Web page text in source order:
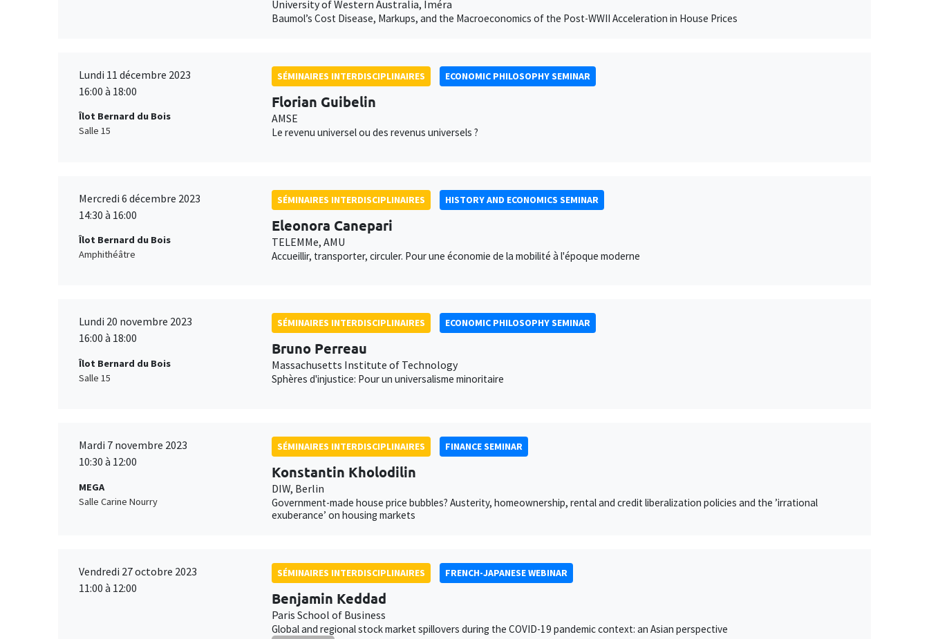
University of Western Australia, Iméra
Baumol’s Cost Disease, Markups, and the Macroeconomics of the Post-WWII Acceleration in House Prices
Lundi 11 décembre 2023
16:00 à 18:00
Îlot Bernard du Bois
Salle 15
SÉMINAIRES INTERDISCIPLINAIRES ECONOMIC PHILOSOPHY SEMINAR
Florian Guibelin
AMSE
Le revenu universel ou des revenus universels ?
Mercredi 6 décembre 2023
14:30 à 16:00
Îlot Bernard du Bois
Amphithéâtre
SÉMINAIRES INTERDISCIPLINAIRES HISTORY AND ECONOMICS SEMINAR
Eleonora Canepari
TELEMMe, AMU
Accueillir, transporter, circuler. Pour une économie de la mobilité à l'époque moderne
Lundi 20 novembre 2023
16:00 à 18:00
Îlot Bernard du Bois
Salle 15
SÉMINAIRES INTERDISCIPLINAIRES ECONOMIC PHILOSOPHY SEMINAR
Bruno Perreau
Massachusetts Institute of Technology
Sphères d'injustice: Pour un universalisme minoritaire
Mardi 7 novembre 2023
10:30 à 12:00
MEGA
Salle Carine Nourry
SÉMINAIRES INTERDISCIPLINAIRES FINANCE SEMINAR
Konstantin Kholodilin
DIW, Berlin
Government-made house price bubbles? Austerity, homeownership, rental and credit liberalization policies and the ’irrational
exuberance’ on housing markets
Vendredi 27 octobre 2023
11:00 à 12:00
SÉMINAIRES INTERDISCIPLINAIRES FRENCH-JAPANESE WEBINAR
Benjamin Keddad
Paris School of Business
Global and regional stock market spillovers during the COVID-19 pandemic context: an Asian perspective